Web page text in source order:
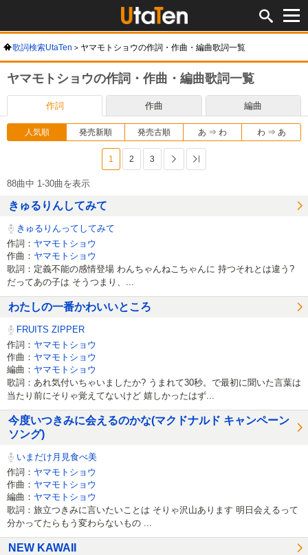
歌詞検索UtaTen ヤマモトショウの作詞・作曲・編曲歌詞一覧
ヤマモトショウの作詞・作曲・編曲歌詞一覧
作詞 作曲 編曲
人気順 発売新順 発売古順 あ ⇒ わ わ ⇒ あ
1 2 3 次へ
88曲中 1-30曲を表示
きゅるりんしてみて
きゅるりんってしてみて
作詞： ヤマモトショウ
作曲： ヤマモトショウ
歌詞：定義不能の感情登場 わんちゃんねこちゃんに 持つそれとは違う?
だってあの子は そうつまり、...
わたしの一番かわいいところ
FRUITS ZIPPER
作詞： ヤマモトショウ
作曲： ヤマモトショウ
編曲： ヤマモトショウ
歌詞：あれ気付いちゃいましたか? うまれて30秒。で最初に聞いた言葉は
当たり前にそりゃ覚えてないけど 嬉しかったはず...
今度いつきみに会えるのかな(マクドナルド キャンペーン
ソング)
いまだけ月見食べ美
作詞： ヤマモトショウ
作曲： ヤマモトショウ
編曲： ヤマモトショウ
歌詞：旅立つきみに言いたいことは そりゃ沢山あります 明日会えるって
分かってたらもう変わらないもの ...
NEW KAWAII